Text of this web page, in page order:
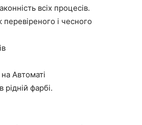
всіх процесів.
і чесного
Автоматі
фарбі.